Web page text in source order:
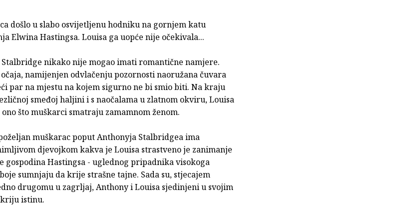
došlo u slabo osvijetljenu hodniku na gornjem katu
Elwina Hastingsa. Louisa ga uopće nije očekivala...
nikako nije mogao imati romantične namjere.
namijenjen odvlačenju pozornosti naoružana čuvara
par na mjestu na kojem sigurno ne bi smio biti. Na kraju
smeđoj haljini i s naočalama u zlatnom okviru, Louisa
što muškarci smatraju zamamnom ženom.
muškarac poput Anthonyja Stalbridgea ima
djevojkom kakva je Louisa strastveno je zanimanje
gospodina Hastingsa - uglednog pripadnika visokoga
sumnjaju da krije strašne tajne. Sada su, stjecajem
drugomu u zagrljaj, Anthony i Louisa sjedinjeni u svojim
istinu.